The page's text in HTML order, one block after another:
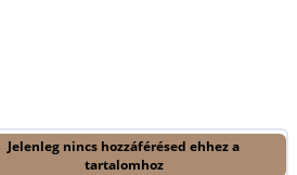
Jelenleg nincs hozzáférésed ehhez a
tartalomhoz